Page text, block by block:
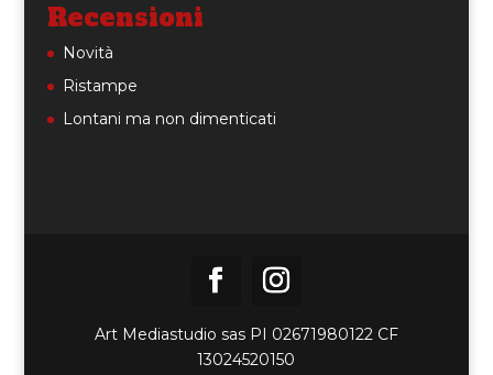
Recensioni
Novità
Ristampe
Lontani ma non dimenticati
Art Mediastudio sas PI 02671980122 CF
13024520150